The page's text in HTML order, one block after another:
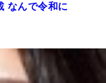
なんで令和に